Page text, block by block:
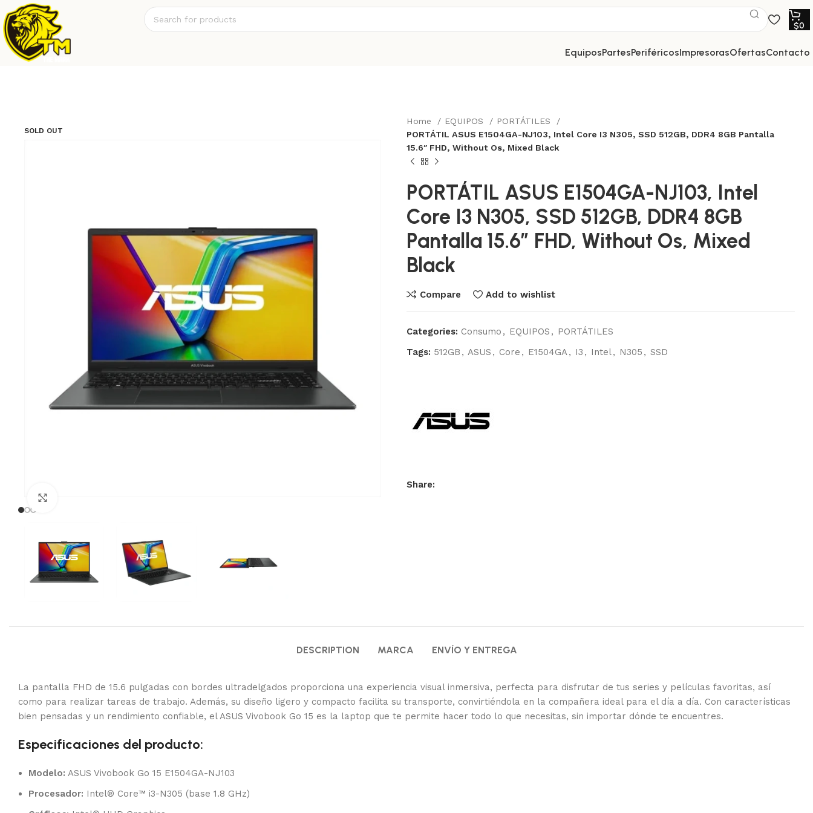
$0
equipos partes periféricos impresoras ofertas contacto
SOLD OUT
Home EQUIPOS
PORTÁTILES
PORTÁTIL ASUS E1504GA-NJ103, Intel Core I3 N305, SSD 512GB, DDR4 8GB Pantalla
15.6″ FHD, Without Os, Mixed Black
PORTÁTIL ASUS E1504GA-NJ103, Intel
Core I3 N305, SSD 512GB, DDR4 8GB
Pantalla 15.6″ FHD, Without Os, Mixed
Black
Compare Add to wishlist
Categories: Consumo , EQUIPOS , PORTÁTILES
Tags: 512GB , ASUS , Core , E1504GA, I3 , Intel, N305 , SSD
Share:
DESCRIPTION MARCA ENVÍO Y ENTREGA
La pantalla FHD de 15.6 pulgadas con bordes ultradelgados proporciona una experiencia visual inmersiva, perfecta para disfrutar de tus series y películas favoritas, así
como para realizar tareas de trabajo. Además, su diseño ligero y compacto facilita su transporte, convirtiéndola en la compañera ideal para el día a día. Con características
bien pensadas y un rendimiento confiable, el ASUS Vivobook Go 15 es la laptop que te permite hacer todo lo que necesitas, sin importar dónde te encuentres.
Especificaciones del producto:
Modelo: ASUS Vivobook Go 15 E1504GA-NJ103
Procesador: Intel® Core™ i3-N305 (base 1.8 GHz)